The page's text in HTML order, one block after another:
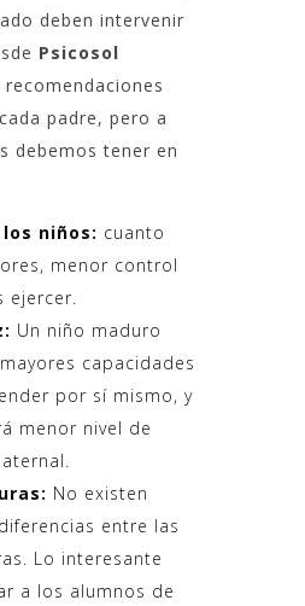
deben intervenir
Psicosol
padre, pero a
debemos tener en
los niños: cuanto
menor control
ejercer.
Un niño maduro
capacidades
por sí mismo, y
menor nivel de
No existen
entre las
Lo interesante
a los alumnos de